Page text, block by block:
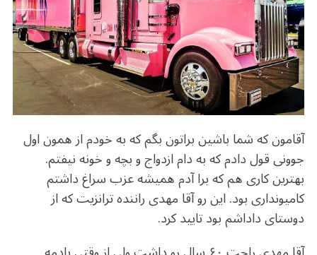
o
k p
آقامون که شما باشین براتون بگم که به خودم از همون اول
جوونی قول دادم که به دام ازدواج و بچه و خونه نیفتم.
بهترین کاری هم که برا آدم همیشه عزب سراغ داشتم
کامیونداری بود. این رو آقا مهدی راننده ترانزیت که از
دوستای داداشم بود تایید کرد.